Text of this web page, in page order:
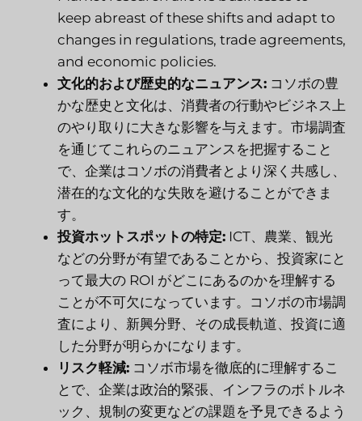
keep abreast of these shifts and adapt to
changes in regulations, trade agreements,
and economic policies.
文化的および歴史的なニュアンス: コソボの豊
かな歴史と文化は、消費者の行動やビジネス上
のやり取りに大きな影響を与えます。市場調査
を通じてこれらのニュアンスを把握すること
で、企業はコソボの消費者とより深く共感し、
潜在的な文化的な失敗を避けることができま
す。
投資ホットスポットの特定: ICT、農業、観光
などの分野が有望であることから、投資家にと
って最大の ROI がどこにあるのかを理解する
ことが不可欠になっています。コソボの市場調
査により、新興分野、その成長軌道、投資に適
した分野が明らかになります。
リスク軽減: コソボ市場を徹底的に理解するこ
とで、企業は政治的緊張、インフラのボトルネ
ック、規制の変更などの課題を予見できるよう